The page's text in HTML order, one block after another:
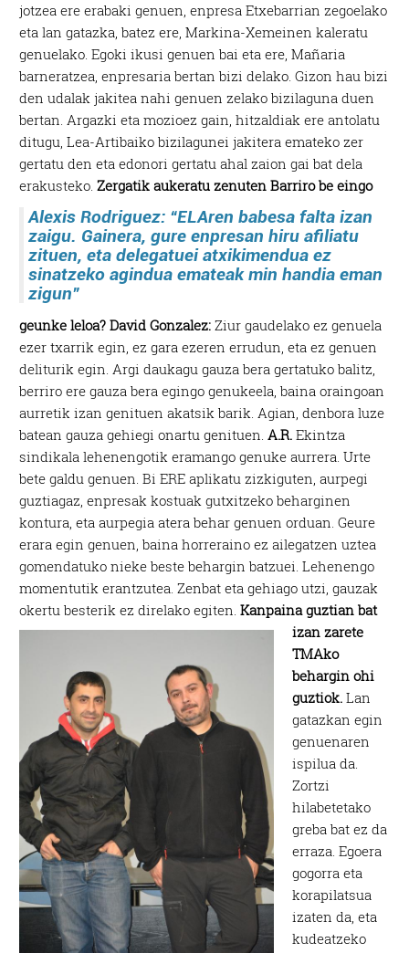
jotzea ere erabaki genuen, enpresa Etxebarrian zegoelako
eta lan gatazka, batez ere, Markina-Xemeinen kaleratu
genuelako. Egoki ikusi genuen bai eta ere, Mañaria
barneratzea, enpresaria bertan bizi delako. Gizon hau bizi
den udalak jakitea nahi genuen zelako bizilaguna duen
bertan. Argazki eta mozioez gain, hitzaldiak ere antolatu
ditugu, Lea-Artibaiko bizilagunei jakitera emateko zer
gertatu den eta edonori gertatu ahal zaion gai bat dela
erakusteko.
Alexis Rodriguez: “ELAren babesa falta izan
zaigu. Gainera, gure enpresan hiru afiliatu
zituen, eta delegatuei atxikimendua ez
sinatzeko agindua emateak min handia eman
zigun”
Zergatik aukeratu zenuten Barriro be eingo
geunke leloa? David Gonzalez: Ziur gaudelako ez genuela
ezer txarrik egin, ez gara ezeren errudun, eta ez genuen
deliturik egin. Argi daukagu gauza bera gertatuko balitz,
berriro ere gauza bera egingo genukeela, baina oraingoan
aurretik izan genituen akatsik barik. Agian, denbora luze
batean gauza gehiegi onartu genituen.A.R. Ekintza
sindikala lehenengotik eramango genuke aurrera. Urte
bete galdu genuen. Bi ERE aplikatu zizkiguten, aurpegi
guztiagaz, enpresak kostuak gutxitzeko beharginen
kontura, eta aurpegia atera behar genuen orduan. Geure
erara egin genuen, baina horreraino ez ailegatzen uztea
gomendatuko nieke beste behargin batzuei. Lehenengo
momentutik erantzutea. Zenbat eta gehiago utzi, gauzak
okertu besterik ez direlako egiten.Kanpaina guztian bat
izan zarete
TMAko
behargin ohi
guztiok. Lan
gatazkan egin
genuenaren
ispilua da.
Zortzi
hilabetetako
greba bat ez da
erraza. Egoera
gogorra eta
korapilatsua
izaten da, eta
kudeatzeko